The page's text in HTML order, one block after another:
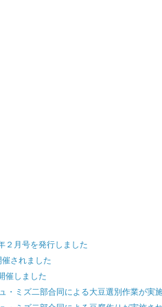
２月号を発行しました
されました
催しました
・ミズ二部合同による大豆選別作業が実